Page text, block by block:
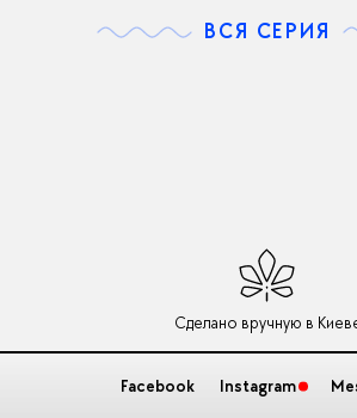
ВСЯ СЕРИЯ
Сделано вручную в
Facebook Instagram